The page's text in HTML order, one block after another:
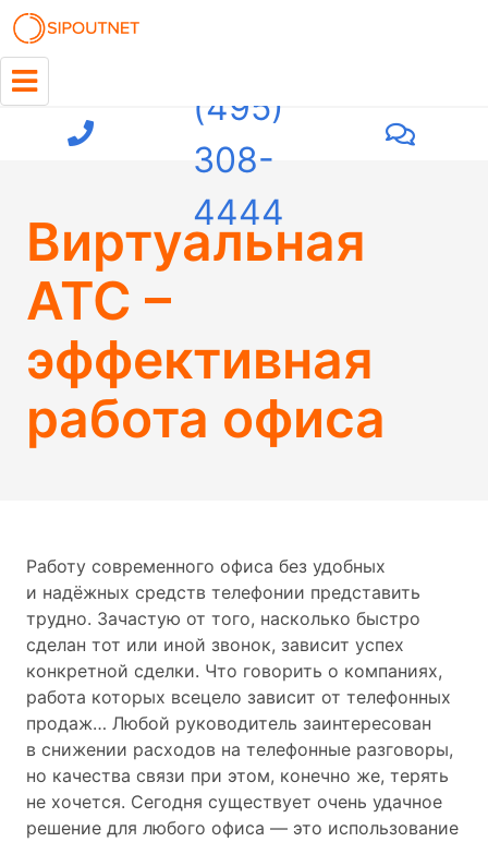
(495)
308-
4444
Виртуальная
АТС –
эффективная
работа офиса
Работу современного офиса без удобных
и надёжных средств телефонии представить
трудно. Зачастую от того, насколько быстро
сделан тот или иной звонок, зависит успех
конкретной сделки. Что говорить о компаниях,
работа которых всецело зависит от телефонных
продаж… Любой руководитель заинтересован
в снижении расходов на телефонные разговоры,
но качества связи при этом, конечно же, терять
не хочется. Сегодня существует очень удачное
решение для любого офиса — это использование